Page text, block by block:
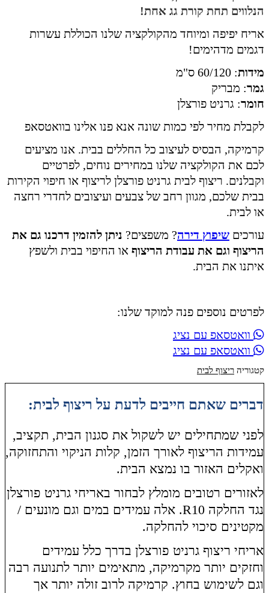
הנלווים תחת קורת גג אחת!
אריח יפיפה ומיוחד מהקולקציה שלנו הכוללת עשרות
דגמים מדהימים!
מידות: 60/120 ס"מ
גמר: מבריק
חומר: גרניט פורצלן
לקבלת מחיר לפי כמות שונה אנא פנו אלינו בוואטסאפ
קרמיקה, הבסיס לעיצוב כל החללים בבית. אנו מציעים
לכם את הקולקציה שלנו במחירים נוחים, לפרטיים
וקבלנים. ריצוף לבית גרניט פורצלן לריצוף או חיפוי הקירות
בבית שלכם, מגוון רחב של צבעים ועיצובים לחדרי רחצה
או לבית.
עורכים שיפוץ דירה? משפצים? ניתן להזמין דרכנו גם את
הריצוף וגם את עבודת הריצוף או החיפוי בבית ולשפץ
איתנו את הבית.
לפרטים נוספים פנה למוקד שלנו:
וואטסאפ עם נציג
וואטסאפ עם נציג
קטגוריה ריצוף לבית
דברים שאתם חייבים לדעת על ריצוף לבית:
לפני שמתחילים יש לשקול את סגנון הבית, תקציב,
עמידות הריצוף לאורך הזמן, קלות הניקוי והתחזוקה,
ואקלים האזור בו נמצא הבית.
לאזורים רטובים מומלץ לבחור באריחי גרניט פורצלן
נגד החלקה R10. אלה עמידים במים וגם מונעים /
מקטינים סיכוי להחלקה.
אריחי ריצוף גרניט פורצלן בדרך כלל עמידים
וחזקים יותר מקרמיקה, מתאימים יותר לתנועה רבה
וגם לשימוש בחוץ. קרמיקה לרוב זולה יותר אך